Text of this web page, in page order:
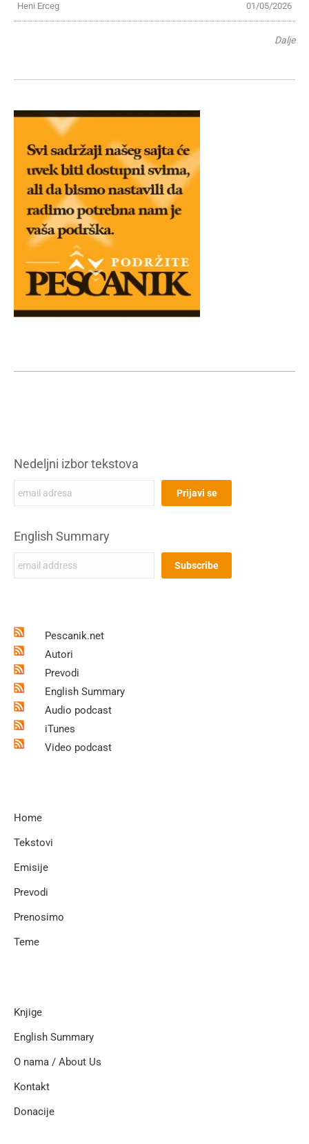
01/05/2026
Heni Erceg
Dalje
Nedeljni izbor tekstova
English Summary
Pescanik.net
Autori
Prevodi
English Summary
Audio podcast
iTunes
Video podcast
Home
Tekstovi
Emisije
Prevodi
Prenosimo
Teme
Knjige
English Summary
O nama / About Us
Kontakt
Donacije